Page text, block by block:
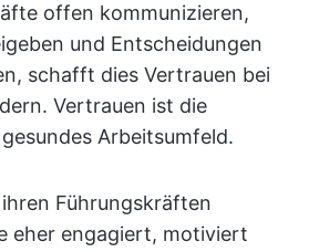
offen kommunizieren,
und Entscheidungen
schafft dies Vertrauen bei
Vertrauen ist die
Arbeitsumfeld.
Führungskräften
eher engagiert, motiviert